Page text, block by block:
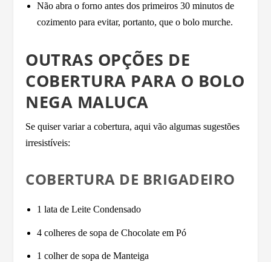
Não abra o forno antes dos primeiros 30 minutos de
cozimento para evitar, portanto, que o bolo murche.
OUTRAS OPÇÕES DE
COBERTURA PARA O BOLO
NEGA MALUCA
Se quiser variar a cobertura, aqui vão algumas sugestões
irresistíveis:
COBERTURA DE BRIGADEIRO
1 lata de Leite Condensado
4 colheres de sopa de Chocolate em Pó
1 colher de sopa de Manteiga